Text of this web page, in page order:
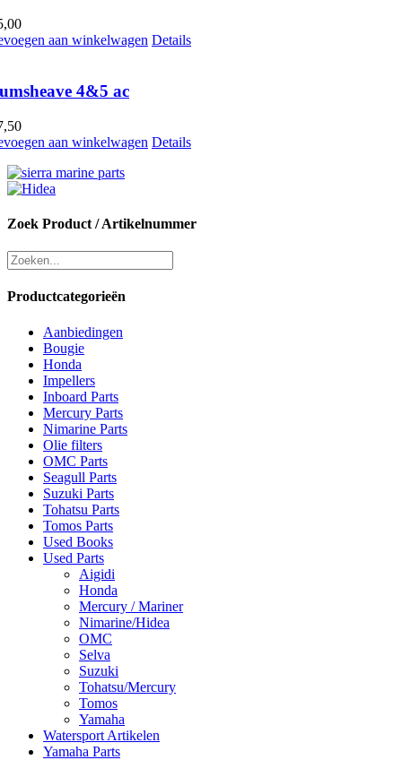
aan winkelwagen Details
4&5 ac
aan winkelwagen Details
Zoek Product / Artikelnummer
Productcategorieën
Aanbiedingen
Bougie
Honda
Impellers
Inboard Parts
Mercury Parts
Nimarine Parts
Olie filters
OMC Parts
Seagull Parts
Suzuki Parts
Tohatsu Parts
Tomos Parts
Used Books
Used Parts
Aigidi
Honda
Mercury / Mariner
Nimarine/Hidea
OMC
Selva
Suzuki
Tohatsu/Mercury
Tomos
Yamaha
Watersport Artikelen
Yamaha Parts